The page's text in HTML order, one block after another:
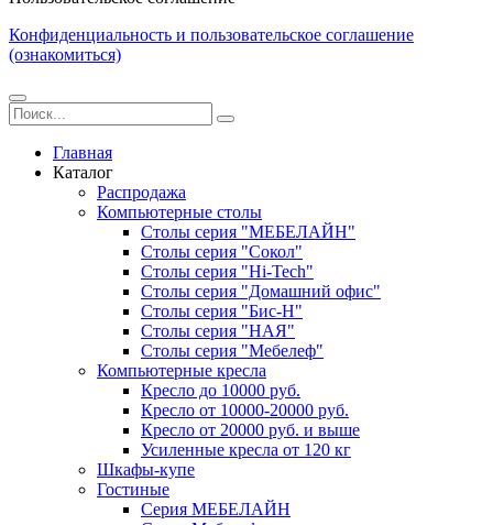
Конфиденциальность и пользовательское соглашение
(ознакомиться)
Главная
Каталог
Распродажа
Компьютерные столы
Столы серия "МЕБЕЛАЙН"
Столы серия "Сокол"
Столы серия "Hi-Tech"
Столы серия "Домашний офис"
Столы серия "Бис-Н"
Столы серия "НАЯ"
Столы серия "Мебелеф"
Компьютерные кресла
Кресло до 10000 руб.
Кресло от 10000-20000 руб.
Кресло от 20000 руб. и выше
Усиленные кресла от 120 кг
Шкафы-купе
Гостиные
Серия МЕБЕЛАЙН